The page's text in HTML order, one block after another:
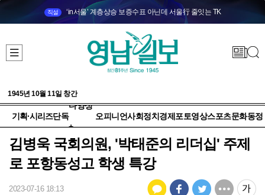
직설 ‘in서울’ 계층상승 보증수표 아닌데 서울行 줄잇는 TK
1945년 10월 11일 창간
기획·시리즈단독
다양성
+
오피니언사회정치 경제 포토영상스포츠문화동정
김병욱 국회의원, '박태준의 리더십' 주제
로 포항동성고 학생 특강
2023-07-16 18:13